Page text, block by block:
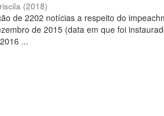
(2018)
de 2202 notícias a respeito do
de 2015 (data em que foi
...